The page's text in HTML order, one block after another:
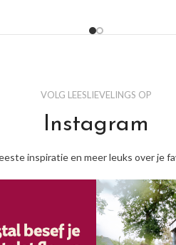
VOLG LEESLIEVELINGS OP
Instagram
inspiratie en meer leuks over je